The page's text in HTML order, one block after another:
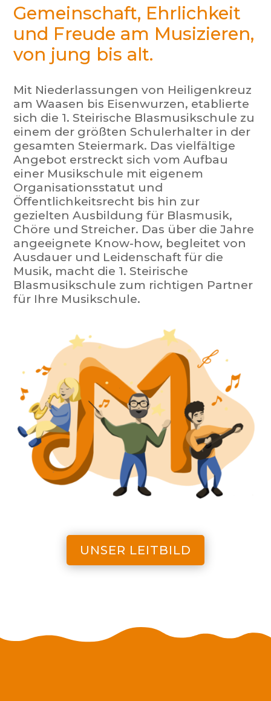
Gemeinschaft, Ehrlichkeit
und Freude am Musizieren,
von jung bis alt.
Mit Niederlassungen von Heiligenkreuz
am Waasen bis Eisenwurzen, etablierte
sich die 1. Steirische Blasmusikschule zu
einem der größten Schulerhalter in der
gesamten Steiermark. Das vielfältige
Angebot erstreckt sich vom Aufbau
einer Musikschule mit eigenem
Organisationsstatut und
Öffentlichkeitsrecht bis hin zur
gezielten Ausbildung für Blasmusik,
Chöre und Streicher. Das über die Jahre
angeeignete Know-how, begleitet von
Ausdauer und Leidenschaft für die
Musik, macht die 1. Steirische
Blasmusikschule zum richtigen Partner
für Ihre Musikschule.
UNSER LEITBILD